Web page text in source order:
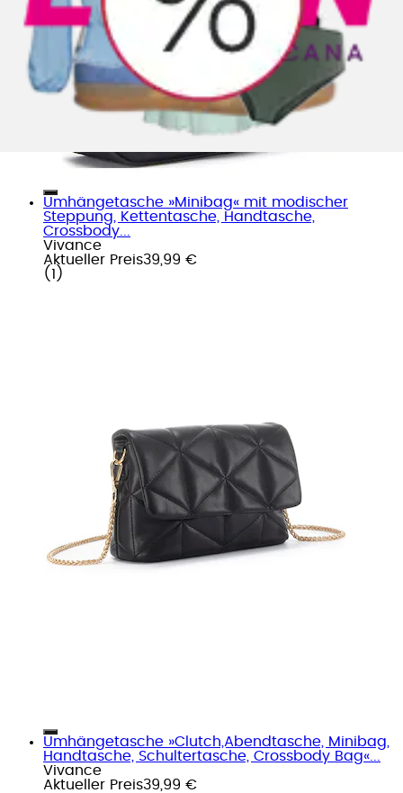
Umhängetasche »Minibag« mit modischer
Steppung, Kettentasche, Handtasche,
Crossbody...
Vivance
Aktueller Preis39,99 €
( 1 )
Umhängetasche »Clutch,Abendtasche, Minibag,
Handtasche, Schultertasche, Crossbody Bag«...
Vivance
Aktueller Preis39,99 €